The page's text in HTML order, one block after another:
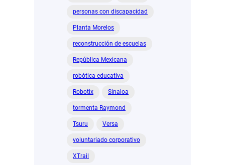
personas con discapacidad
Planta Morelos
reconstrucción de escuelas
República Mexicana
robótica educativa
Robotix Sinaloa
tormenta Raymond
Tsuru Versa
voluntariado corporativo
XTrail